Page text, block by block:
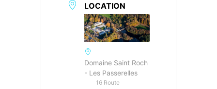
LOCATION
Domaine Saint Roch
- Les Passerelles
16 Route